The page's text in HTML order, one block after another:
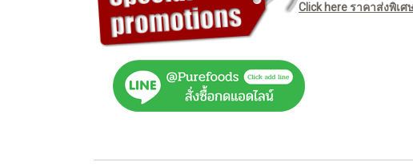
Click here ราคาส่งพิเศ